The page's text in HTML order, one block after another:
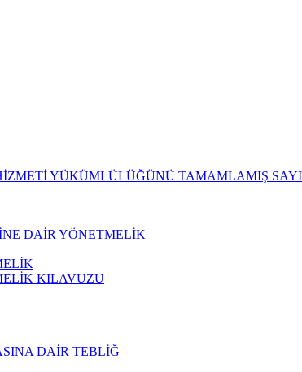
YÜKÜMLÜLÜĞÜNÜ TAMAMLAMIŞ
DAİR YÖNETMELİK
KILAVUZU
DAİR TEBLİĞ